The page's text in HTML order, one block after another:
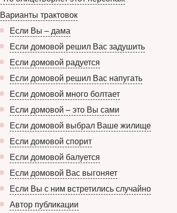
Варианты трактовок
Если Вы – дама
Если домовой решил Вас задушить
Если домовой радуется
Если домовой решил Вас напугать
Если домовой много болтает
Если домовой – это Вы сами
Если домовой выбрал Ваше жилище
Если домовой спорит
Если домовой балуется
Если домовой Вас выгоняет
Если Вы с ним встретились случайно
Автор публикации